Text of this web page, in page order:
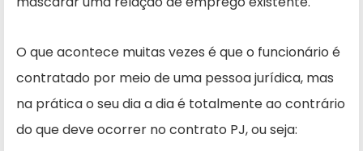
O que acontece muitas vezes é que o funcionário é
contratado por meio de uma pessoa jurídica, mas
na prática o seu dia a dia é totalmente ao contrário
do que deve ocorrer no contrato PJ, ou seja: